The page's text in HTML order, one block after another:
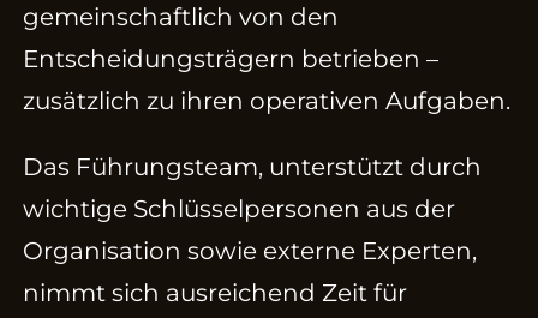
gemeinschaftlich von den
Entscheidungsträgern betrieben –
zusätzlich zu ihren operativen Aufgaben.
Das Führungsteam, unterstützt durch
wichtige Schlüsselpersonen aus der
Organisation sowie externe Experten,
nimmt sich ausreichend Zeit für